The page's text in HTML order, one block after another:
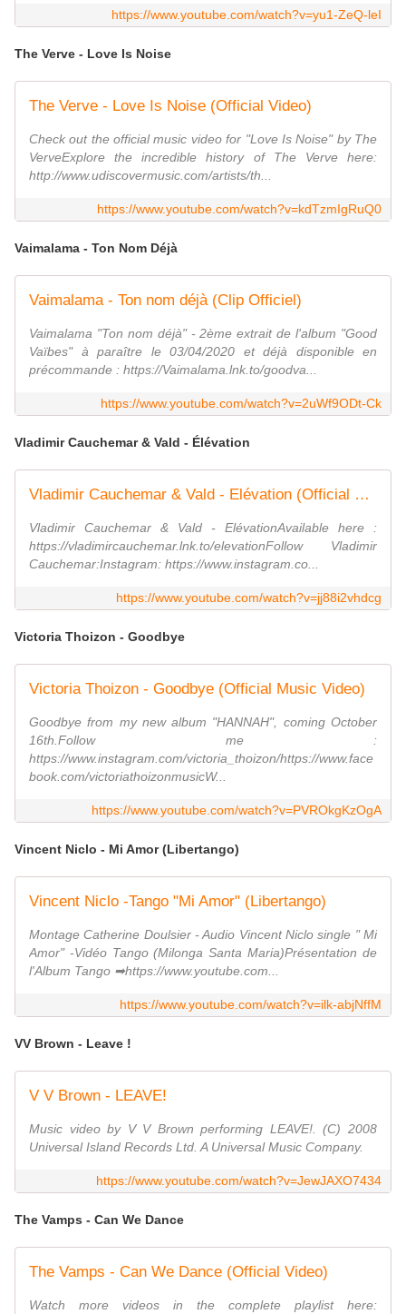
https://www.youtube.com/watch?v=yu1-ZeQ-leI
The Verve - Love Is Noise
The Verve - Love Is Noise (Official Video)
Check out the official music video for "Love Is Noise" by The
VerveExplore the incredible history of The Verve here:
http://www.udiscovermusic.com/artists/th...
https://www.youtube.com/watch?v=kdTzmIgRuQ0
Vaimalama - Ton Nom Déjà
Vaimalama - Ton nom déjà (Clip Officiel)
Vaimalama "Ton nom déjà" - 2ème extrait de l'album "Good
Vaïbes" à paraître le 03/04/2020 et déjà disponible en
précommande : https://Vaimalama.lnk.to/goodva...
https://www.youtube.com/watch?v=2uWf9ODt-Ck
Vladimir Cauchemar & Vald - Élévation
Vladimir Cauchemar & Vald - Elévation (Official Music Video)
Vladimir Cauchemar & Vald - ElévationAvailable here :
https://vladimircauchemar.lnk.to/elevationFollow Vladimir
Cauchemar:Instagram: https://www.instagram.co...
https://www.youtube.com/watch?v=jj88i2vhdcg
Victoria Thoizon - Goodbye
Victoria Thoizon - Goodbye (Official Music Video)
Goodbye from my new album "HANNAH", coming October
16th.Follow me :
https://www.instagram.com/victoria_thoizon/https://www.face
book.com/victoriathoizonmusicW...
https://www.youtube.com/watch?v=PVROkgKzOgA
Vincent Niclo - Mi Amor (Libertango)
Vincent Niclo -Tango "Mi Amor" (Libertango)
Montage Catherine Doulsier - Audio Vincent Niclo single " Mi
Amor" -Vidéo Tango (Milonga Santa Maria)Présentation de
l'Album Tango ➡https://www.youtube.com...
https://www.youtube.com/watch?v=ilk-abjNffM
VV Brown - Leave !
V V Brown - LEAVE!
Music video by V V Brown performing LEAVE!. (C) 2008
Universal Island Records Ltd. A Universal Music Company.
https://www.youtube.com/watch?v=JewJAXO7434
The Vamps - Can We Dance
The Vamps - Can We Dance (Official Video)
Watch more videos in the complete playlist here: